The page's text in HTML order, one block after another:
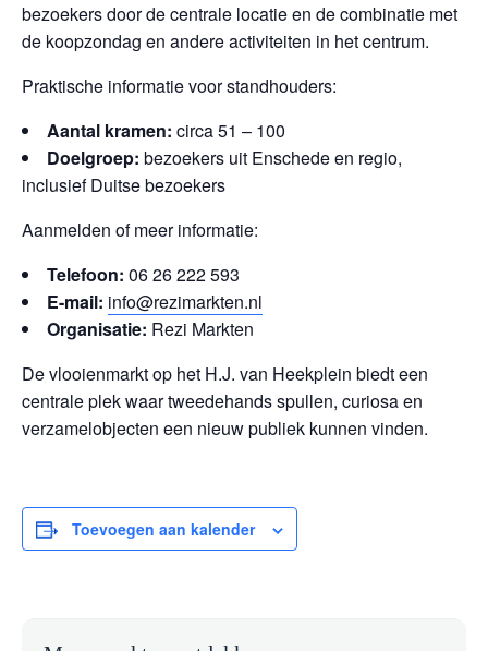
bezoekers door de centrale locatie en de combinatie met
de koopzondag en andere activiteiten in het centrum.
Praktische informatie voor standhouders:
Aantal kramen: circa 51 – 100
Doelgroep: bezoekers uit Enschede en regio,
inclusief Duitse bezoekers
Aanmelden of meer informatie:
Telefoon: 06 26 222 593
E-mail: info@rezimarkten.nl
Organisatie: Rezi Markten
De vlooienmarkt op het H.J. van Heekplein biedt een
centrale plek waar tweedehands spullen, curiosa en
verzamelobjecten een nieuw publiek kunnen vinden.
Toevoegen aan kalender